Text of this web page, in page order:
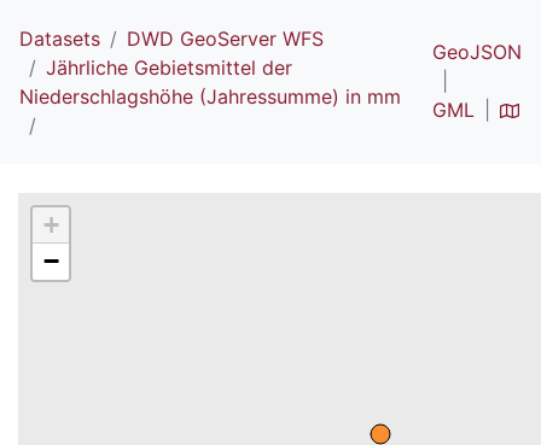
Datasets
DWD GeoServer WFS
Jährliche Gebietsmittel der
Niederschlagshöhe (Jahressumme) in mm
GeoJSON
GML
+
−